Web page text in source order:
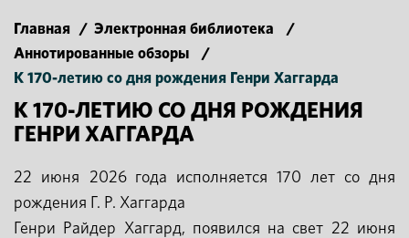
Главная / Электронная библиотека
/
Аннотированные обзоры
/
К 170-летию со дня рождения Генри Хаггарда
К 170-ЛЕТИЮ СО ДНЯ РОЖДЕНИЯ
ГЕНРИ ХАГГАРДА
22 июня 2026 года исполняется 170 лет со дня
рождения Г. Р. Хаггарда
Генри Райдер Хаггард, появился на свет 22 июня